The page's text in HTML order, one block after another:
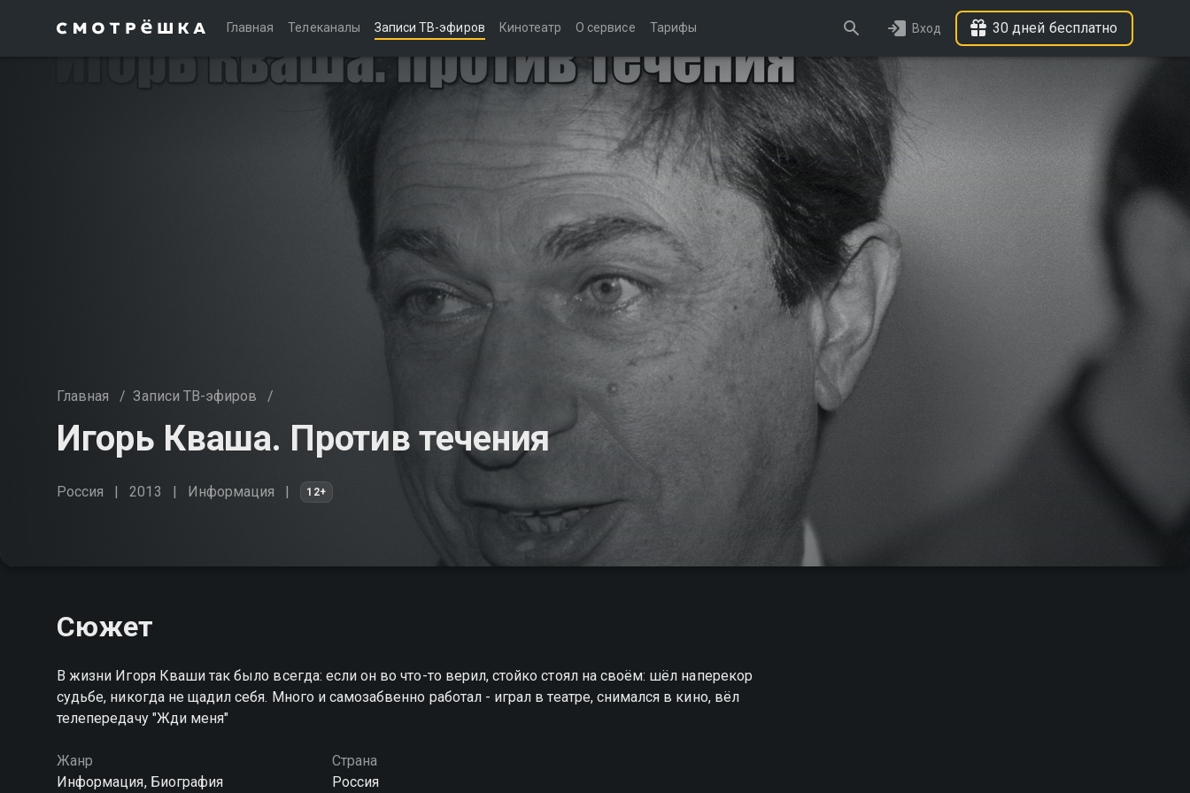
Главная Телеканалы Записи ТВ-эфиров Кинотеатр О сервисе Тарифы Вход 30 дней бесплатно
Главная / Записи ТВ-эфиров /
Игорь Кваша. Против течения
Россия 2013 Информация 12+
Сюжет
В жизни Игоря Кваши так было всегда: если он во что-то верил, стойко стоял на своём: шёл наперекор
судьбе, никогда не щадил себя. Много и самозабвенно работал - играл в театре, снимался в кино, вёл
телепередачу "Жди меня"
Жанр
Информация, Биография
Страна
Россия